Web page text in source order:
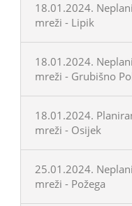
18.01.2024.
mreži - Lipik
18.01.2024.
mreži - Grubišno
18.01.2024.
mreži - Osijek
25.01.2024.
mreži - Požega